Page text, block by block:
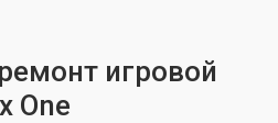
игровой
One